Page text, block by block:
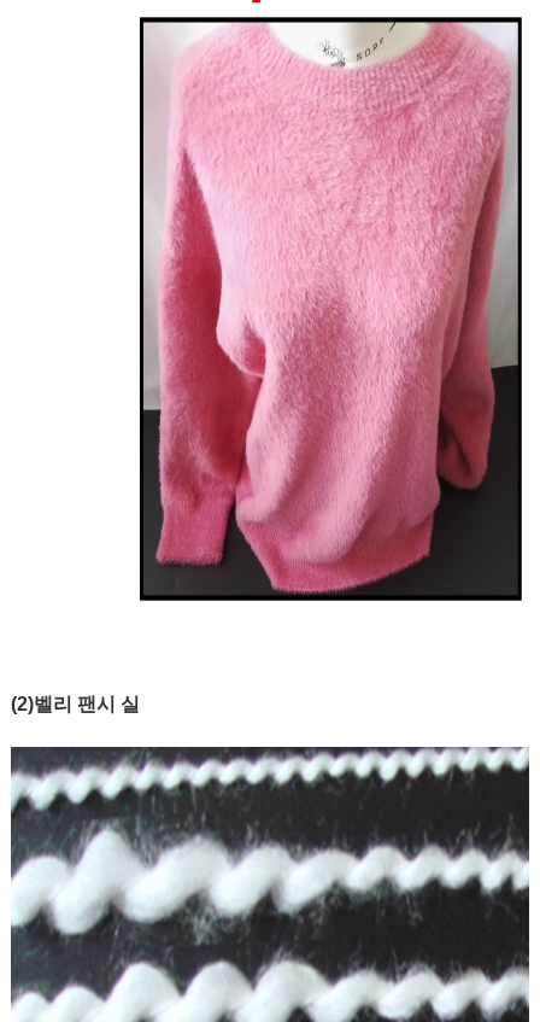
(2)벨리 팬시 실